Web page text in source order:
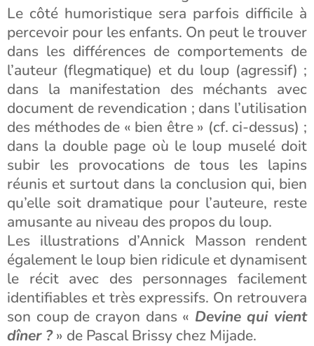
Le côté humoristique sera parfois difficile à
percevoir pour les enfants. On peut le trouver
dans les différences de comportements de
l’auteur (flegmatique) et du loup (agressif) ;
dans la manifestation des méchants avec
document de revendication ; dans l’utilisation
des méthodes de « bien être » (cf. ci-dessus) ;
dans la double page où le loup muselé doit
subir les provocations de tous les lapins
réunis et surtout dans la conclusion qui, bien
qu’elle soit dramatique pour l’auteure, reste
amusante au niveau des propos du loup.
Les illustrations d’Annick Masson rendent
également le loup bien ridicule et dynamisent
le récit avec des personnages facilement
identifiables et très expressifs. On retrouvera
son coup de crayon dans « Devine qui vient
dîner ? » de Pascal Brissy chez Mijade.